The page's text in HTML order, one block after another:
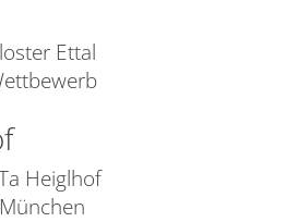
Ettal
Heiglhof
München